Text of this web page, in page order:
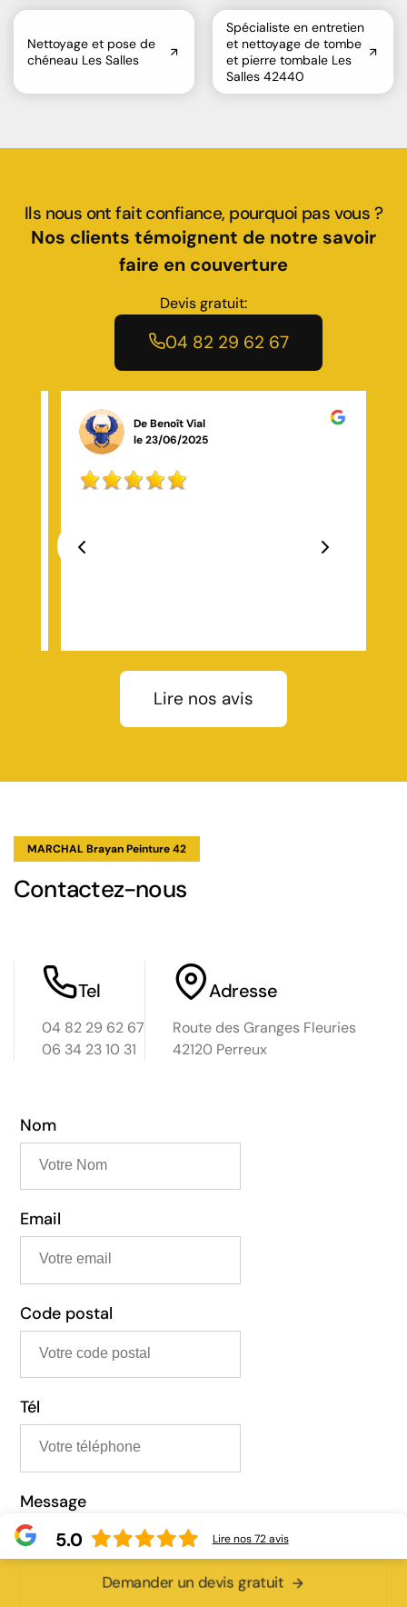
Nettoyage et pose de
chéneau Les Salles
Spécialiste en entretien
et nettoyage de tombe
et pierre tombale Les
Salles 42440
Ils nous ont fait confiance, pourquoi pas vous ?
Nos clients témoignent de notre savoir
faire en couverture
Devis gratuit:
04 82 29 62 67
De Dd R
le 19/10/2025
recommande les yeux fermés !
Lire nos avis
MARCHAL Brayan Peinture 42
Contactez-nous
Tel
04 82 29 62 67
06 34 23 10 31
Adresse
Route des Granges Fleuries
42120 Perreux
Nom
Email
Code postal
Tél
Message
Demander un devis gratuit
5.0 Lire nos72avis